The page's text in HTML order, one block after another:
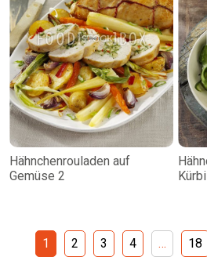
Hähnchenrouladen auf
Gemüse 2
1 2 3 4 … 18